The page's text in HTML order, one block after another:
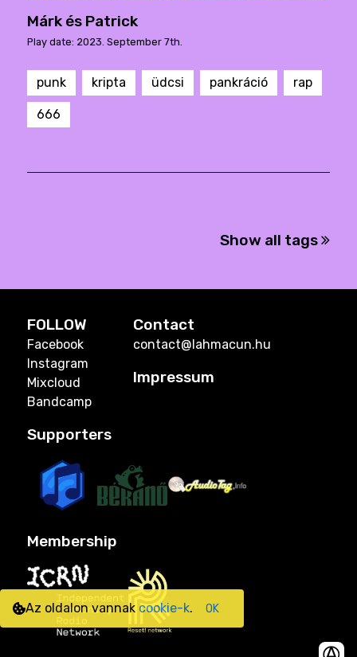
Márk és Patrick
Play date: 2023. September 7th.
punk kripta üdcsi pankráció rap
666
Show all tags
FOLLOW
Facebook
Instagram
Mixcloud
Bandcamp
Contact
contact@lahmacun.hu
Impressum
Supporters
Membership
Az oldalon vannak cookie-k. OK